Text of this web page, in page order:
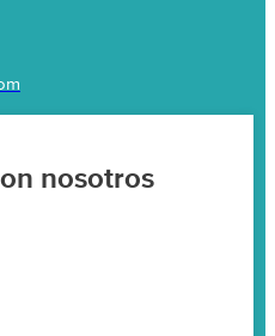
nosotros